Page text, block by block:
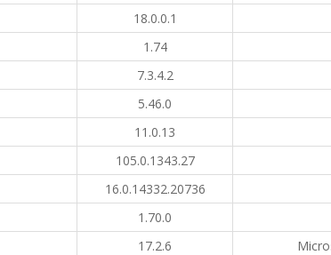
18.0.0.1
1.74
7.3.4.2
5.46.0
11.0.13
105.0.1343.27
16.0.14332.20736
1.70.0
17.2.6